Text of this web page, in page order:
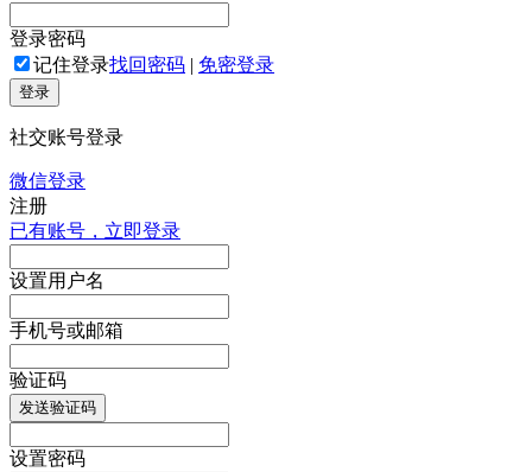
登录密码
记住登录找回密码 | 免密登录
登录
社交账号登录
微信登录
注册
已有账号，立即登录
设置用户名
手机号或邮箱
验证码
发送验证码
设置密码